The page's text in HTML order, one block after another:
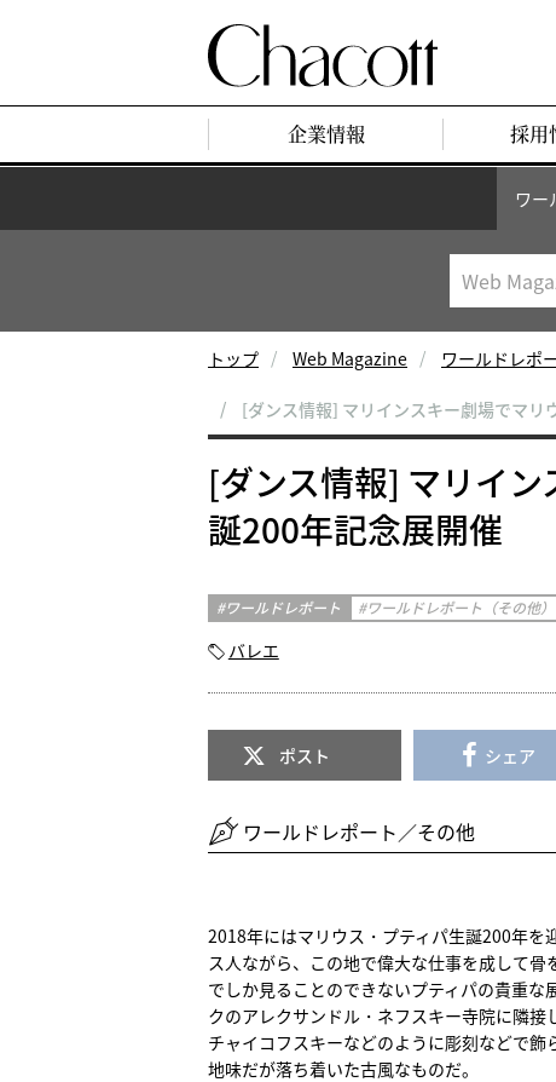
企業情報 採用
ワー
トップ Web Magazine ワールドレポ
[ダンス情報] マリインスキー劇場でマリ
[ダンス情報] マリイ
誕200年記念展開催
ワールドレポート ワールドレポート（その他）
バレエ
ポスト シェア
ワールドレポート／その他
2018年にはマリウス・プティパ生誕200年
ス人ながら、この地で偉大な仕事を成して
でしか見ることのできないプティパの貴重
クのアレクサンドル・ネフスキー寺院に隣
チャイコフスキーなどのように彫刻などで飾
地味だが落ち着いた古風なものだ。